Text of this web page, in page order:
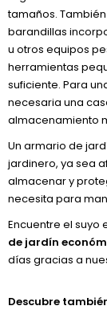
tamaños.
barandillas
u otros equipos
herramientas
suficiente. Para
necesaria una
almacenamiento
Un armario de
jardinero, ya sea
almacenar y
necesita para
Encuentre el suyo
de jardín
días gracias a
Descubre